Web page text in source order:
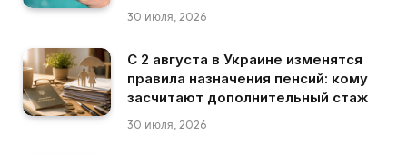
30 июля, 2026
С 2 августа в Украине изменятся
правила назначения пенсий: кому
засчитают дополнительный стаж
30 июля, 2026